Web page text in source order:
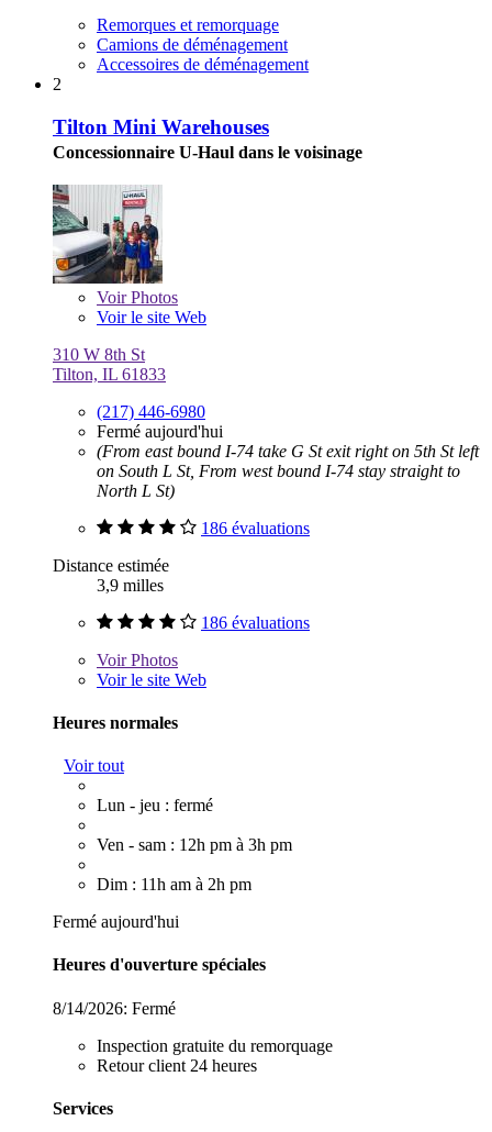
Remorques et remorquage
Camions de déménagement
Accessoires de déménagement
2
Tilton Mini Warehouses
Concessionnaire U-Haul dans le voisinage
VoirPhotos
Voir le site Web
310 W 8th St
Tilton, IL 61833
(217) 446-6980
Fermé aujourd'hui
(From east bound I-74 take G St exit right on 5th St left
on South L St, From west bound I-74 stay straight to
North L St)
186 évaluations
Distance estimée
3,9 milles
186 évaluations
VoirPhotos
Voir le site Web
Heures normales
Voir tout
Lun - jeu : fermé
Ven - sam : 12h pm à 3h pm
Dim : 11h am à 2h pm
Fermé aujourd'hui
Heures d'ouverture spéciales
8/14/2026: Fermé
Inspection gratuite du remorquage
Retour client 24 heures
Services